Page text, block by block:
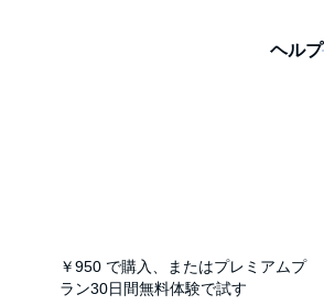
ヘルプ
￥950 で購入、またはプレミアムプ
ラン30日間無料体験で試す